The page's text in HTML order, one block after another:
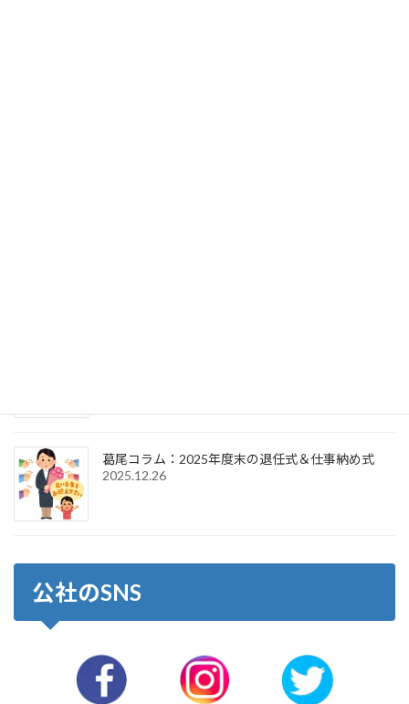
葛尾コラム：2025年度末の退任式＆仕事納め式
2025.12.26
公社のSNS